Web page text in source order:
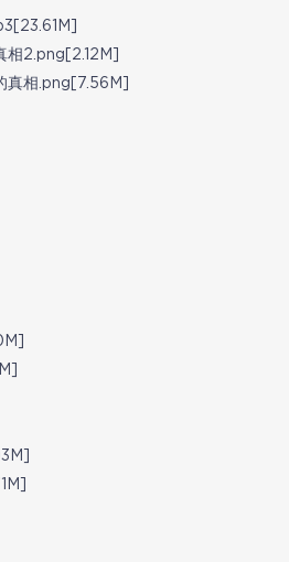
相2.png[2.12M]
真相.png[7.56M]